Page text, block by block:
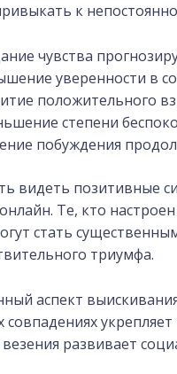
к
чувства
уверенности в
положительного
степени
побуждения
видеть позитивные
Те, кто
стать
триумфа.
аспект
совпадениях
развивает